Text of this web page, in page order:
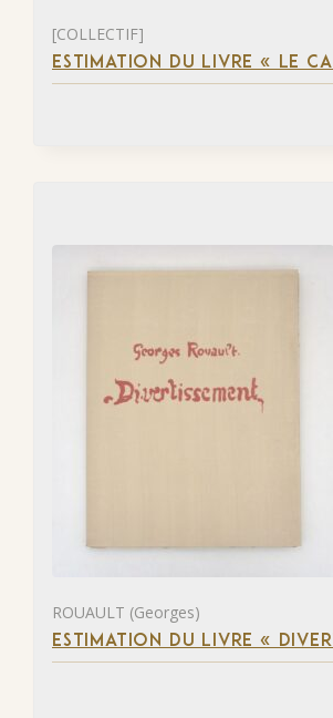
[COLLECTIF]
ESTIMATION DU LIVRE « LE
ROUAULT (Georges)
ESTIMATION DU LIVRE «